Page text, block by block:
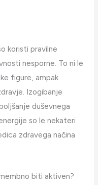
koristi pravilne
nesporne. To ni le
figure, ampak
Izogibanje
duševnega
so le nekateri
zdravega načina
biti aktiven?